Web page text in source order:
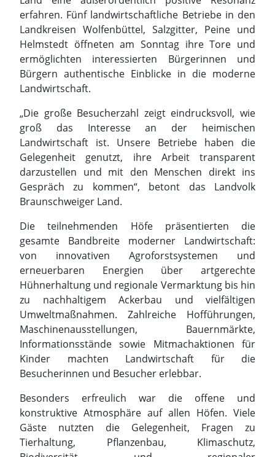
„Die große Besucherzahl zeigt eindrucksvoll, wie
groß das Interesse an der heimischen
Landwirtschaft ist. Unsere Betriebe haben die
Gelegenheit genutzt, ihre Arbeit transparent
darzustellen und mit den Menschen direkt ins
Gespräch zu kommen“, betont das Landvolk
Braunschweiger Land.
Die teilnehmenden Höfe präsentierten die
gesamte Bandbreite moderner Landwirtschaft:
von innovativen Agroforstsystemen und
erneuerbaren Energien über artgerechte
Hühnerhaltung und regionale Vermarktung bis hin
zu nachhaltigem Ackerbau und vielfältigen
Umweltmaßnahmen. Zahlreiche Hofführungen,
Maschinenausstellungen, Bauernmärkte,
Informationsstände sowie Mitmachaktionen für
Kinder machten Landwirtschaft für die
Besucherinnen und Besucher erlebbar.
Besonders erfreulich war die offene und
konstruktive Atmosphäre auf allen Höfen. Viele
Gäste nutzten die Gelegenheit, Fragen zu
Tierhaltung, Pflanzenbau, Klimaschutz,
Biodiversität und regionaler
Lebensmittelproduktion direkt mit den
Landwirtinnen und Landwirten zu diskutieren.
Damit wurde ein zentrales Ziel des Aktionstages
erreicht: den Dialog zwischen Landwirtschaft und
Gesellschaft zu stärken und gegenseitiges
Verständnis zu fördern.